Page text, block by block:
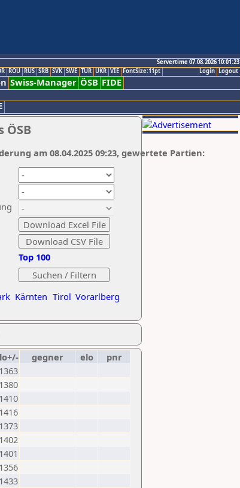
Servertime 07.08.2026 10:01:23
Logout
Login
ROU RUS SRB SVK SWE TUR UKR VIE FontSize:11pt
Swiss-Manager ÖSB FIDE
ÖSB
Kärnten Tirol Vorarlberg
Top 100
am 08.04.2025 09:23, gewertete Partien:
gegner elo
pnr
1363
1380
1410
1416
1373
1402
1401
1356
1433